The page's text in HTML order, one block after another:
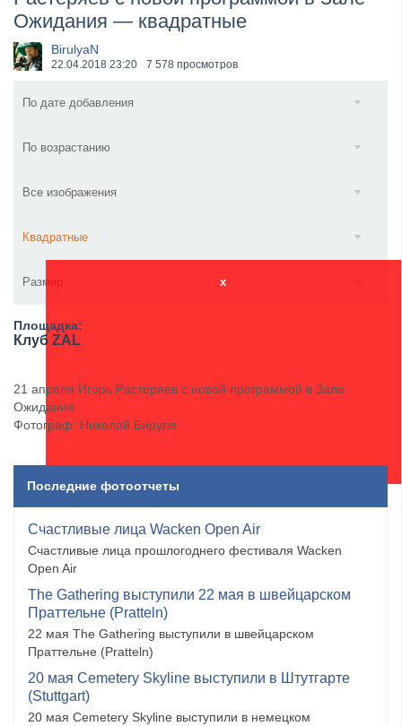
​Anthrax выпустили новый сингл и клип «Everybod...
Ожидания — квадратные
BirulyaN
22.04.2018 23:20 7 578 просмотров
По дате добавления
По возрастанию
Все изображения
Квадратные
Размер x
Площадка:
Клуб ZAL
21 апреля Игорь Растеряев с новой программой в Зале
Ожидания
Фотограф: Николай Бируля
Последние фотоотчеты
Счастливые лица Wacken Open Air
Счастливые лица прошлогоднего фестиваля Wacken
Open Air
The Gathering выступили 22 мая в швейцарском
Праттельне (Pratteln)
22 мая The Gathering выступили в швейцарском
Праттельне (Pratteln)
20 мая Cemetery Skyline выступили в Штутгарте
(Stuttgart)
20 мая Cemetery Skyline выступили в немецком